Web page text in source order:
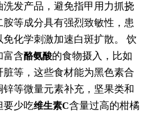
发产品，避免指甲用力抓挠
等成分具有强烈致敏性，患
化学刺激加速白斑扩散。
饮
富含酪氨酸的食物摄入，比如
等，这些食材能为黑色素合
等微量元素补充，坚果类和
要少吃维生素C含量过高的柑橘